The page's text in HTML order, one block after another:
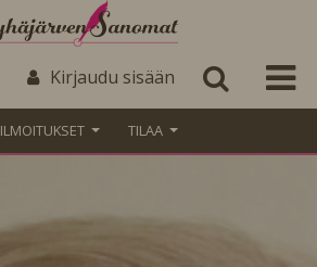
Kirjaudu sisään
ILMOITUKSET TILAA